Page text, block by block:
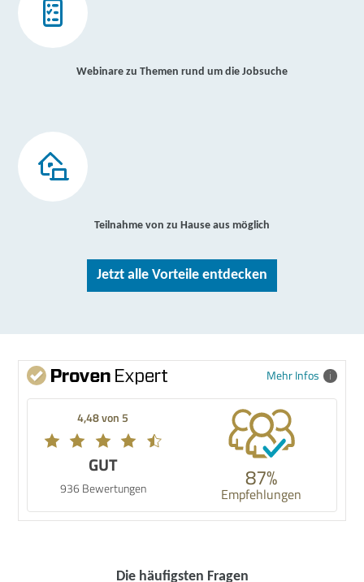
Webinare zu Themen rund um die Jobsuche
Teilnahme von zu Hause aus möglich
Jetzt alle Vorteile entdecken
Mehr Infos
4,48 von 5
GUT
936 Bewertungen 87%
Empfehlungen
Die häufigsten Fragen